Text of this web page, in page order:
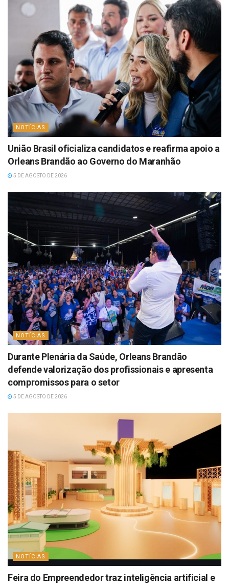
NOTÍCIAS
União Brasil oficializa candidatos e reafirma apoio a
Orleans Brandão ao Governo do Maranhão
5 DE AGOSTO DE 2026
NOTÍCIAS
Durante Plenária da Saúde, Orleans Brandão
defende valorização dos profissionais e apresenta
compromissos para o setor
5 DE AGOSTO DE 2026
NOTÍCIAS
Feira do Empreendedor traz inteligência artificial e